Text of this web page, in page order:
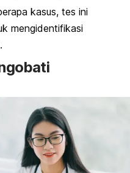
kasus, tes ini
mengidentifikasi